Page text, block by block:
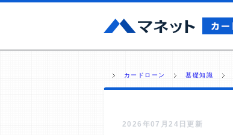
カードローン 基礎知識
2026年07月24日更新